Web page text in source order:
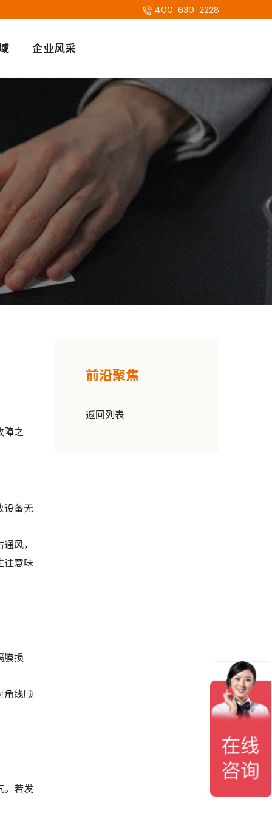
400-630-2228
企业风采
障之
设备无
风，
往意味
膜损
角线顺
。若发
前沿聚焦
返回列表